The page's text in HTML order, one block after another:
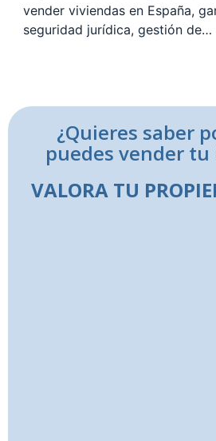
vender viviendas en España,
seguridad jurídica, gestión de…
¿Quieres saber
puedes vender
VALORA TU